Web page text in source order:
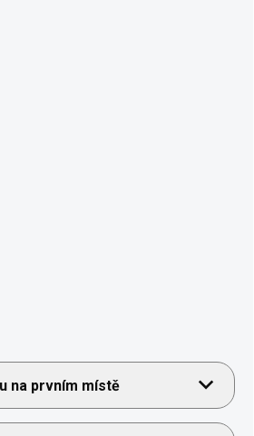
na prvním místě